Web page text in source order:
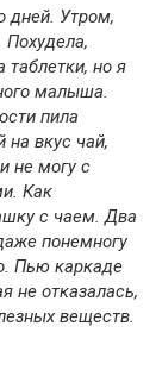
дней. Утром,
таблетки, но я
малыша.
пила
на вкус чай,
не могу с
Как
с чаем. Два
понемногу
Пью каркаде
не отказалась,
веществ.